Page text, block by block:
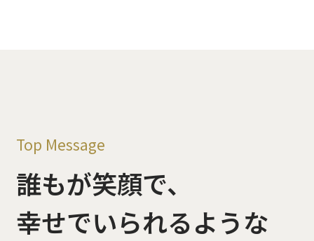
Top Message
誰もが笑顔で、
幸せでいられるような